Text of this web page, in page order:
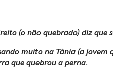
(o não quebrado) diz que
muito na Tânia (a
que quebrou a perna.